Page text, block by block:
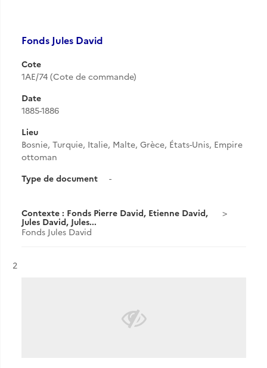
Fonds Jules David
Cote
1AE/74 (Cote de commande)
Date
1885-1886
Lieu
Bosnie, Turquie, Italie, Malte, Grèce, États-Unis, Empire
ottoman
Type de document
-
Contexte : Fonds Pierre David, Etienne David,
Jules David, Jules...
Fonds Jules David
Résultat n°
2